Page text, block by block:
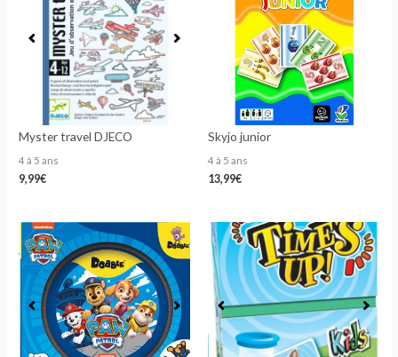
Myster travel DJECO
4 à 5 ans
9,99€
Skyjo junior
4 à 5 ans
13,99€